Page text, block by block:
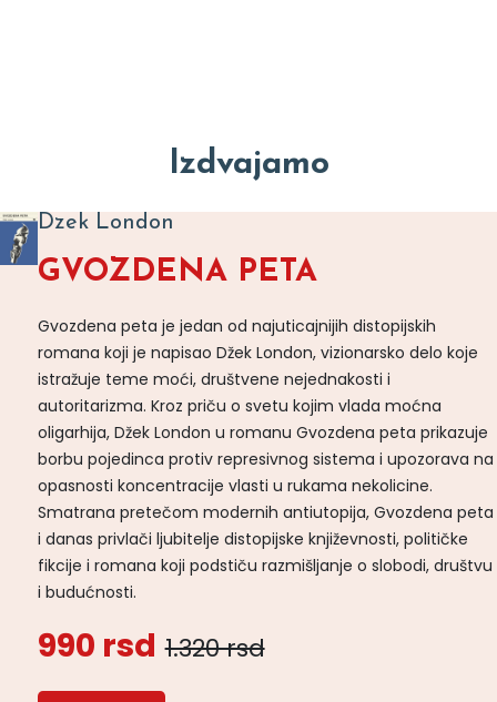
Izdvajamo
Dzek London
GVOZDENA PETA
Gvozdena peta je jedan od najuticajnijih distopijskih
romana koji je napisao Džek London, vizionarsko delo koje
istražuje teme moći, društvene nejednakosti i
autoritarizma. Kroz priču o svetu kojim vlada moćna
oligarhija, Džek London u romanu Gvozdena peta prikazuje
borbu pojedinca protiv represivnog sistema i upozorava na
opasnosti koncentracije vlasti u rukama nekolicine.
Smatrana pretečom modernih antiutopija, Gvozdena peta
i danas privlači ljubitelje distopijske književnosti, političke
fikcije i romana koji podstiču razmišljanje o slobodi, društvu
i budućnosti.
990 rsd 1.320 rsd